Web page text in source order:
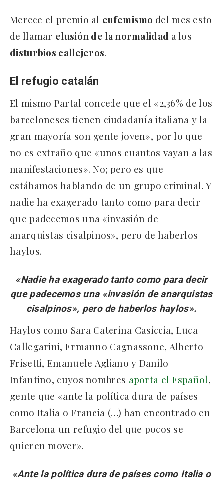
Merece el premio al eufemismo del mes esto
de llamar elusión de la normalidad a los
disturbios callejeros.
El refugio catalán
El mismo Partal concede que el «2,36% de los
barceloneses tienen ciudadanía italiana y la
gran mayoría son gente joven», por lo que
no es extraño que «unos cuantos vayan a las
manifestaciones». No; pero es que
estábamos hablando de un grupo criminal. Y
nadie ha exagerado tanto como para decir
que padecemos una «invasión de
anarquistas cisalpinos», pero de haberlos
haylos.
«Nadie ha exagerado tanto como para decir
que padecemos una «invasión de anarquistas
cisalpinos», pero de haberlos haylos».
Haylos como Sara Caterina Casiccia, Luca
Callegarini, Ermanno Cagnassone, Alberto
Frisetti, Emanuele Agliano y Danilo
Infantino, cuyos nombres aporta el Español,
gente que «ante la política dura de países
como Italia o Francia (…) han encontrado en
Barcelona un refugio del que pocos se
quieren mover».
«Ante la política dura de países como Italia o